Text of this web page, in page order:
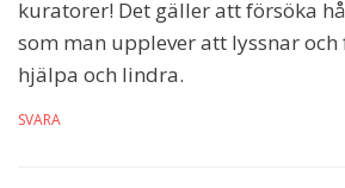
kuratorer! Det gäller att försöka
som man upplever att lyssnar
hjälpa och lindra.
SVARA